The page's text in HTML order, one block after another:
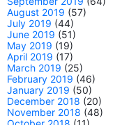
August 2019 (57)
July 2019 (44)
June 2019 (51)
May 2019 (19)
April 2019 (17)
March 2019 (25)
February 2019 (46)
January 2019 (50)
December 2018 (20)
November 2018 (48)